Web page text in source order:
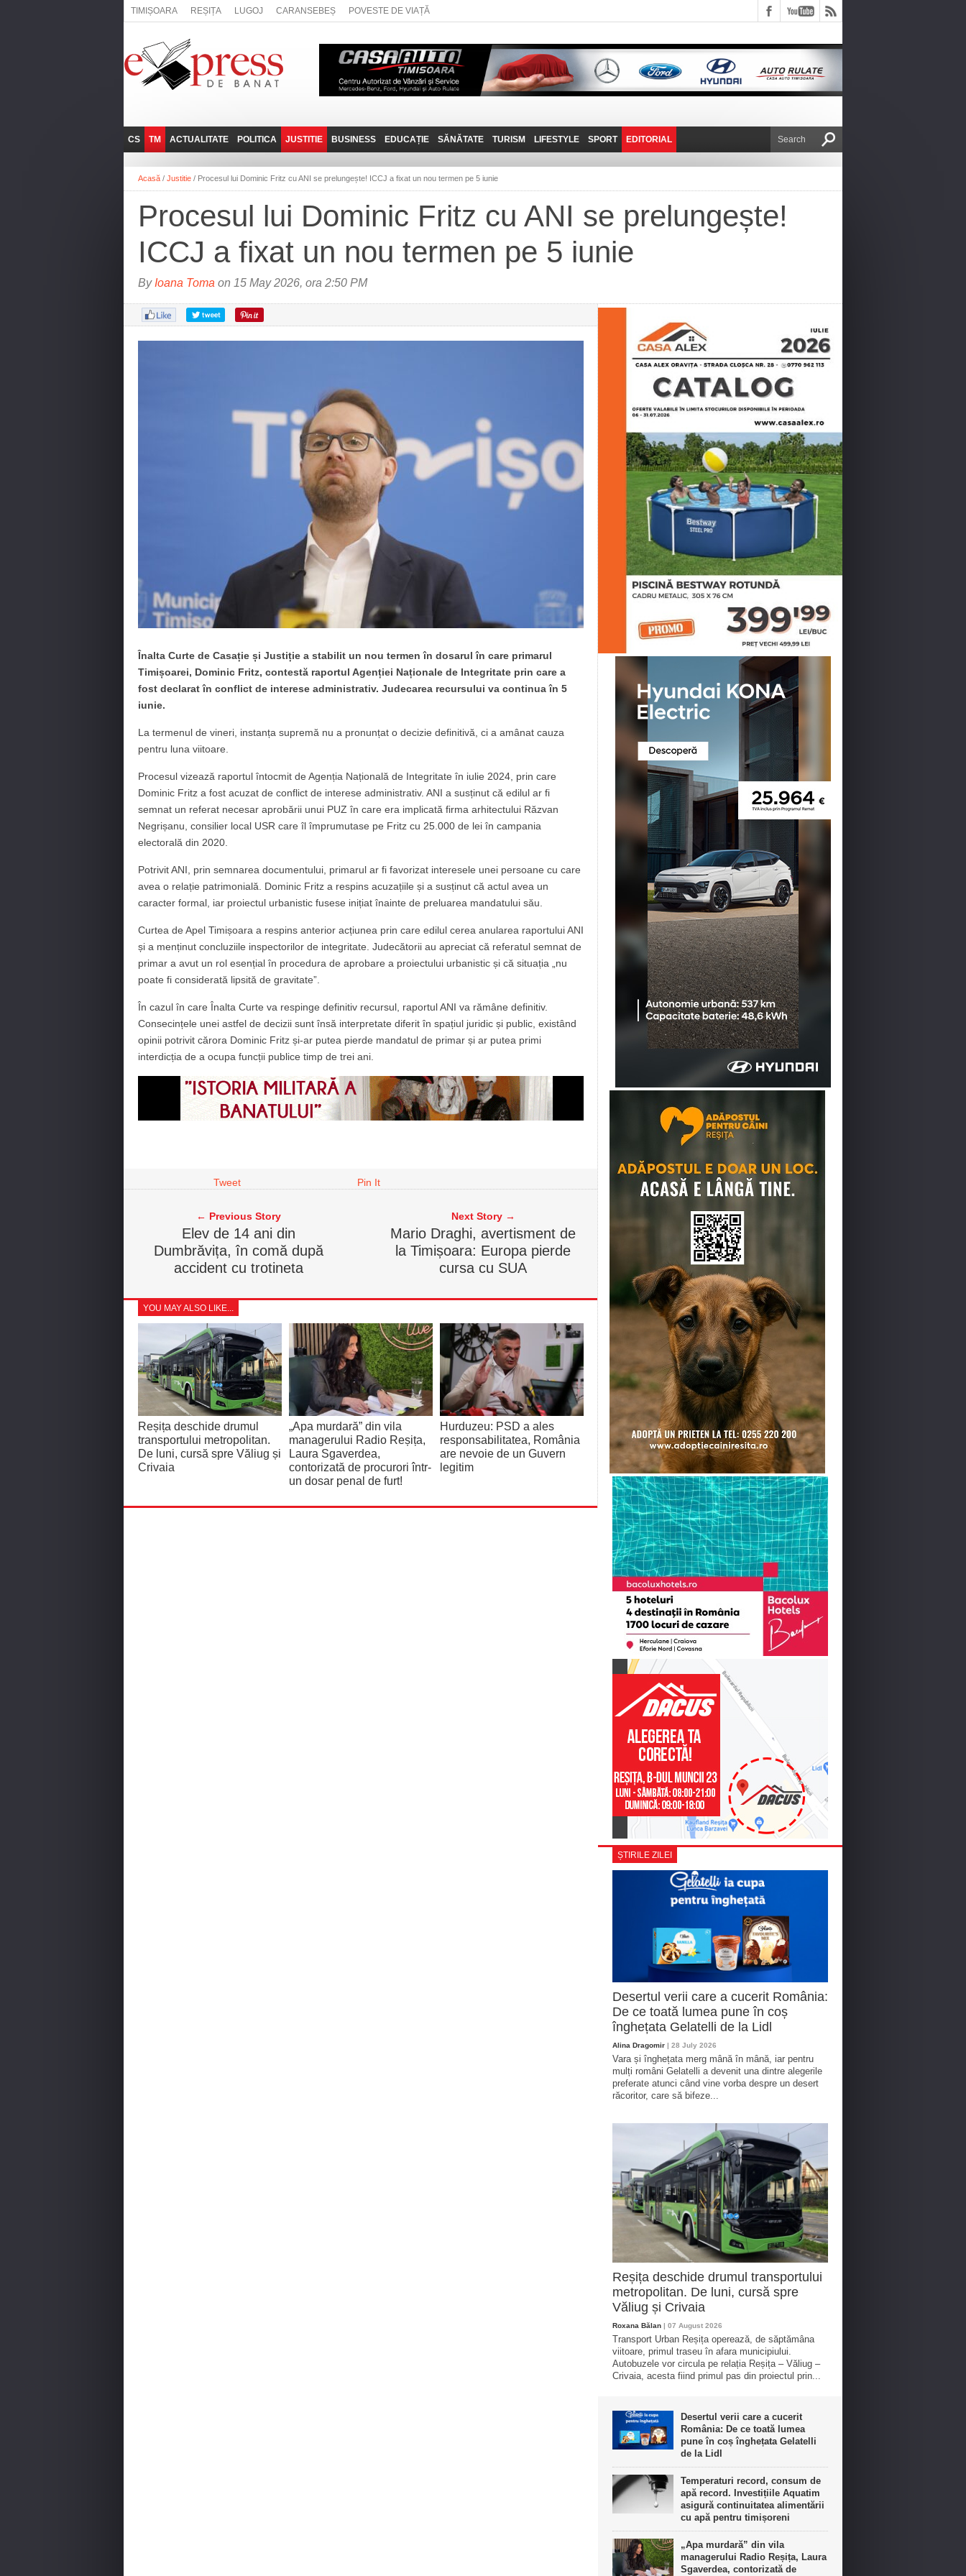
TIMIȘOARA REȘIȚA LUGOJ CARANSEBEȘ POVESTE DE VIAȚĂ
CS
REȘIȚA
CARANSEBEȘ
ANINA
BOCŞA
ORAVIȚA
OȚELU ROŞU
TM
LUGOJ
TIMIȘOARA
ACTUALITATE
ADMINISTRATIE
NAȚIONAL
SOCIAL
POLITICA
EXPRESSLIVE
INTERVIURILE
JUSTITIE BUSINESS
JOB-URI
TEHNIT
EDUCAȚIE SĂNĂTATE TURISM
PRIN MUNȚII
FANTASTICUL BANAT
TRAVEL VLOG
LIFESTYLE
POVESTE DE VIAȚĂ
SPORT EDITORIAL
DE VICTOR NAFIRU
Acasă / Justitie / Procesul lui Dominic Fritz cu ANI se prelungește! ICCJ a fixat un nou termen pe 5 iunie
Procesul lui Dominic Fritz cu ANI se prelungește!
ICCJ a fixat un nou termen pe 5 iunie
By Ioana Toma on 15 May 2026, ora 2:50 PM
Înalta Curte de Casație și Justiție a stabilit un nou termen în dosarul în care primarul
Timișoarei, Dominic Fritz, contestă raportul Agenției Naționale de Integritate prin care a
fost declarat în conflict de interese administrativ. Judecarea recursului va continua în 5
iunie.
La termenul de vineri, instanța supremă nu a pronunțat o decizie definitivă, ci a amânat cauza
pentru luna viitoare.
Procesul vizează raportul întocmit de Agenția Națională de Integritate în iulie 2024, prin care
Dominic Fritz a fost acuzat de conflict de interese administrativ. ANI a susținut că edilul ar fi
semnat un referat necesar aprobării unui PUZ în care era implicată firma arhitectului Răzvan
Negrișanu, consilier local USR care îl împrumutase pe Fritz cu 25.000 de lei în campania
electorală din 2020.
Potrivit ANI, prin semnarea documentului, primarul ar fi favorizat interesele unei persoane cu care
avea o relație patrimonială. Dominic Fritz a respins acuzațiile și a susținut că actul avea un
caracter formal, iar proiectul urbanistic fusese inițiat înainte de preluarea mandatului său.
Curtea de Apel Timișoara a respins anterior acțiunea prin care edilul cerea anularea raportului ANI
și a menținut concluziile inspectorilor de integritate. Judecătorii au apreciat că referatul semnat de
primar a avut un rol esențial în procedura de aprobare a proiectului urbanistic și că situația „nu
poate fi considerată lipsită de gravitate”.
În cazul în care Înalta Curte va respinge definitiv recursul, raportul ANI va rămâne definitiv.
Consecințele unei astfel de decizii sunt însă interpretate diferit în spațiul juridic și public, existând
opinii potrivit cărora Dominic Fritz și-ar putea pierde mandatul de primar și ar putea primi
interdicția de a ocupa funcții publice timp de trei ani.
Tweet Pin It
← Previous Story
Elev de 14 ani din
Dumbrăvița, în comă după
accident cu trotineta
Next Story →
Mario Draghi, avertisment de
la Timișoara: Europa pierde
cursa cu SUA
YOU MAY ALSO LIKE...
Reșița deschide drumul
transportului metropolitan.
De luni, cursă spre Văliug și
Crivaia
„Apa murdară” din vila
managerului Radio Reșița,
Laura Sgaverdea,
contorizată de procurori într-
un dosar penal de furt!
Hurduzeu: PSD a ales
responsabilitatea, România
are nevoie de un Guvern
legitim
ȘTIRILE ZILEI
Desertul verii care a cucerit România:
De ce toată lumea pune în coș
înghețata Gelatelli de la Lidl
Alina Dragomir | 28 July 2026
Vara și înghețata merg mână în mână, iar pentru
mulți români Gelatelli a devenit una dintre alegerile
preferate atunci când vine vorba despre un desert
răcoritor, care să bifeze...
Reșița deschide drumul transportului
metropolitan. De luni, cursă spre
Văliug și Crivaia
Roxana Bălan | 07 August 2026
Transport Urban Reșița operează, de săptămâna
viitoare, primul traseu în afara municipiului.
Autobuzele vor circula pe relația Reșița – Văliug –
Crivaia, acesta fiind primul pas din proiectul prin...
Desertul verii care a cucerit
România: De ce toată lumea
pune în coș înghețata Gelatelli
de la Lidl
Temperaturi record, consum de
apă record. Investițiile Aquatim
asigură continuitatea alimentării
cu apă pentru timișoreni
„Apa murdară” din vila
managerului Radio Reșița, Laura
Sgaverdea, contorizată de